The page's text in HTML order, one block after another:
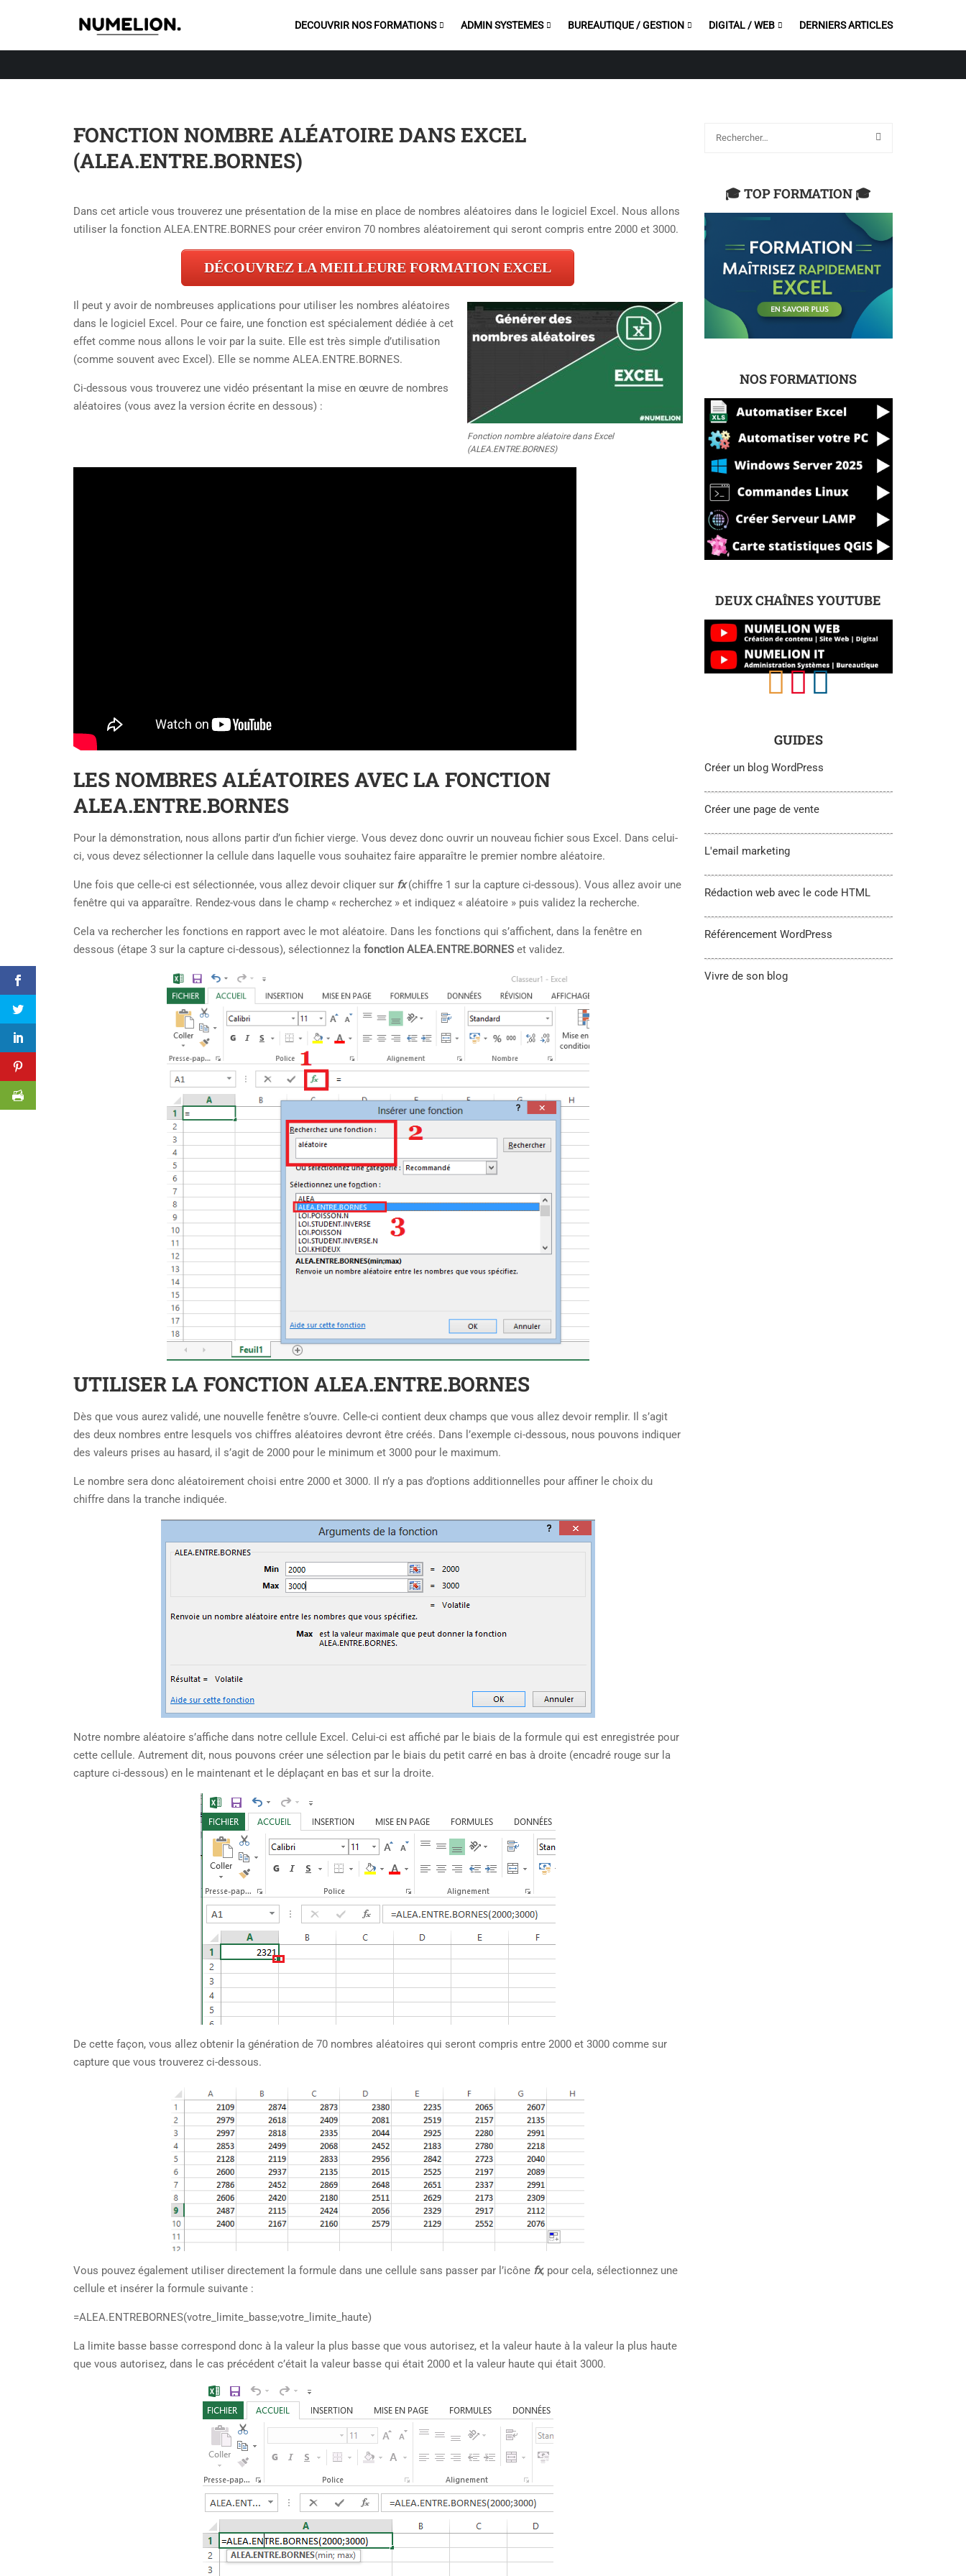
DECOUVRIR NOS FORMATIONS ADMIN SYSTEMES BUREAUTIQUE / GESTION DIGITAL / WEB DERNIERS ARTICLES
FONCTION NOMBRE ALÉATOIRE DANS EXCEL
(ALEA.ENTRE.BORNES)
Dans cet article vous trouverez une présentation de la mise en place de nombres aléatoires dans le logiciel Excel. Nous allons
utiliser la fonction ALEA.ENTRE.BORNES pour créer environ 70 nombres aléatoirement qui seront compris entre 2000 et 3000.
DÉCOUVREZ LA MEILLEURE FORMATION EXCEL
Fonction nombre aléatoire dans Excel
(ALEA.ENTRE.BORNES)
Il peut y avoir de nombreuses applications pour utiliser les nombres aléatoires
dans le logiciel Excel. Pour ce faire, une fonction est spécialement dédiée à cet
effet comme nous allons le voir par la suite. Elle est très simple d’utilisation
(comme souvent avec Excel). Elle se nomme ALEA.ENTRE.BORNES.
Ci-dessous vous trouverez une vidéo présentant la mise en œuvre de nombres
aléatoires (vous avez la version écrite en dessous) :
LES NOMBRES ALÉATOIRES AVEC LA FONCTION
ALEA.ENTRE.BORNES
Pour la démonstration, nous allons partir d’un fichier vierge. Vous devez donc ouvrir un nouveau fichier sous Excel. Dans celui-
ci, vous devez sélectionner la cellule dans laquelle vous souhaitez faire apparaître le premier nombre aléatoire.
Une fois que celle-ci est sélectionnée, vous allez devoir cliquer sur fx(chiffre 1 sur la capture ci-dessous). Vous allez avoir une
fenêtre qui va apparaître. Rendez-vous dans le champ « recherchez » et indiquez « aléatoire » puis validez la recherche.
Cela va rechercher les fonctions en rapport avec le mot aléatoire. Dans les fonctions qui s’affichent, dans la fenêtre en
dessous (étape 3 sur la capture ci-dessous), sélectionnez la fonction ALEA.ENTRE.BORNES et validez.
UTILISER LA FONCTION ALEA.ENTRE.BORNES
Dès que vous aurez validé, une nouvelle fenêtre s’ouvre. Celle-ci contient deux champs que vous allez devoir remplir. Il s’agit
des deux nombres entre lesquels vos chiffres aléatoires devront être créés. Dans l’exemple ci-dessous, nous pouvons indiquer
des valeurs prises au hasard, il s’agit de 2000 pour le minimum et 3000 pour le maximum.
Le nombre sera donc aléatoirement choisi entre 2000 et 3000. Il n’y a pas d’options additionnelles pour affiner le choix du
chiffre dans la tranche indiquée.
Notre nombre aléatoire s’affiche dans notre cellule Excel. Celui-ci est affiché par le biais de la formule qui est enregistrée pour
cette cellule. Autrement dit, nous pouvons créer une sélection par le biais du petit carré en bas à droite (encadré rouge sur la
capture ci-dessous) en le maintenant et le déplaçant en bas et sur la droite.
De cette façon, vous allez obtenir la génération de 70 nombres aléatoires qui seront compris entre 2000 et 3000 comme sur
capture que vous trouverez ci-dessous.
Vous pouvez également utiliser directement la formule dans une cellule sans passer par l’icône fx, pour cela, sélectionnez une
cellule et insérer la formule suivante :
=ALEA.ENTREBORNES(votre_limite_basse;votre_limite_haute)
La limite basse basse correspond donc à la valeur la plus basse que vous autorisez, et la valeur haute à la valeur la plus haute
que vous autorisez, dans le cas précédent c’était la valeur basse qui était 2000 et la valeur haute qui était 3000.
🎓 TOP FORMATION 🎓
NOS FORMATIONS
DEUX CHAÎNES YOUTUBE
GUIDES
Créer un blog WordPress
Créer une page de vente
L'email marketing
Rédaction web avec le code HTML
Référencement WordPress
Vivre de son blog